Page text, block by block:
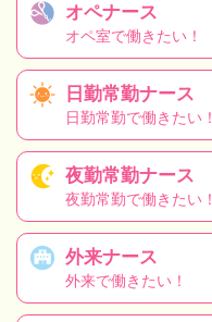
オペナース
オペ室で働きたい！
日勤常勤ナース
日勤常勤で働きたい！
夜勤常勤ナース
夜勤常勤で働きたい！
外来ナース
外来で働きたい！